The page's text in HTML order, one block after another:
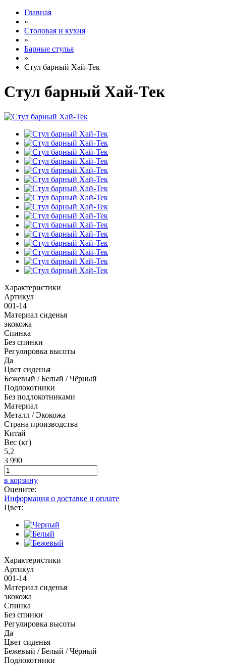
Главная
»
Столовая и кухня
»
Барные стулья
»
Стул барный Хай-Тек
Стул барный Хай-Тек
Характеристики
Артикул
001-14
Материал сиденья
экокожа
Спинка
Без спинки
Регулировка высоты
Да
Цвет сиденья
Бежевый / Белый / Чёрный
Подлокотники
Без подлокотниками
Материал
Металл / Экокожа
Страна производства
Китай
Вес (кг)
5,2
3 990
в корзину
Оцените:
Информация о доставке и оплате
Цвет:
Характеристики
Артикул
001-14
Материал сиденья
экокожа
Спинка
Без спинки
Регулировка высоты
Да
Цвет сиденья
Бежевый / Белый / Чёрный
Подлокотники